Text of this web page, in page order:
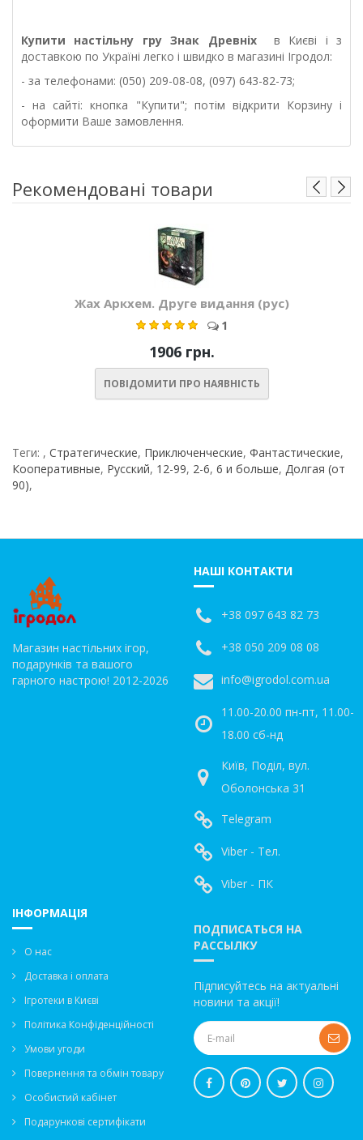
Купити настільну груЗнак Древніх
в Києві і з
доставкою по Україні легко і швидко в магазині Ігродол:
- за телефонами: (050) 209-08-08, (097) 643-82-73;
- на сайті: кнопка "Купити"; потім відкрити Корзину і
оформити Ваше замовлення.
Рекомендовані товари
Жах Аркхем. Друге видання (рус)
1
1906 грн.
ПОВІДОМИТИ ПРО НАЯВНІСТЬ
Теги: , Стратегические, Приключенческие, Фантастические,
Кооперативные, Русский, 12-99, 2-6, 6 и больше, Долгая (от
90),
Магазин настільних ігор,
подарунків та вашого
гарного настрою! 2012-2026
НАШІ КОНТАКТИ
+38 097 643 82 73
+38 050 209 08 08
info@igrodol.com.ua
11.00-20.00 пн-пт, 11.00-
18.00 сб-нд
Київ, Поділ, вул.
Оболонська 31
Telegram
Viber - Тел.
Viber - ПК
ІНФОРМАЦІЯ
О нас
Доставка і оплата
Ігротеки в Києві
Політика Конфіденційності
Умови угоди
Повернення та обмін товару
Особистий кабінет
Подарункові сертифікати
ПОДПИСАТЬСЯ НА
РАССЫЛКУ
Підписуйтесь на актуальні
новини та акції!